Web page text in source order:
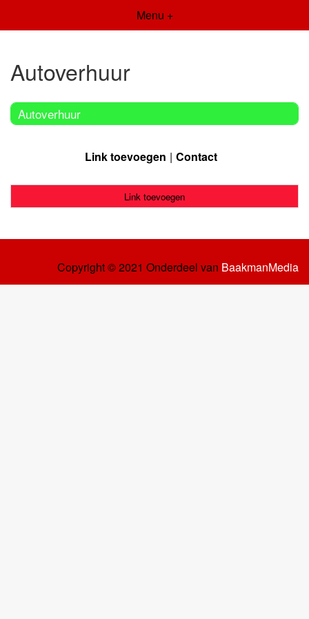
Menu +
Autoverhuur
Autoverhuur
Link toevoegen Contact
Link toevoegen
Copyright © 2021 Onderdeel van BaakmanMedia